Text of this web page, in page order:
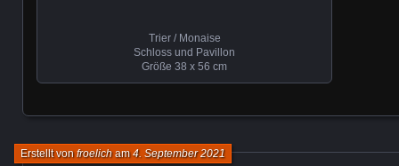
Trier / Monaise
Schloss und Pavillon
Größe 38 x 56 cm
Erstellt vonfroelicham4. September 2021